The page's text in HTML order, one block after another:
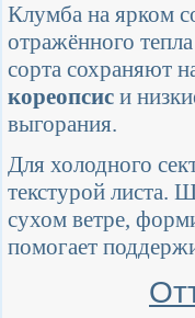
Клумба на ярком
отражённого
сорта сохраняют
кореопсис и
выгорания.
Для холодного
текстурой листа.
сухом ветре,
помогает